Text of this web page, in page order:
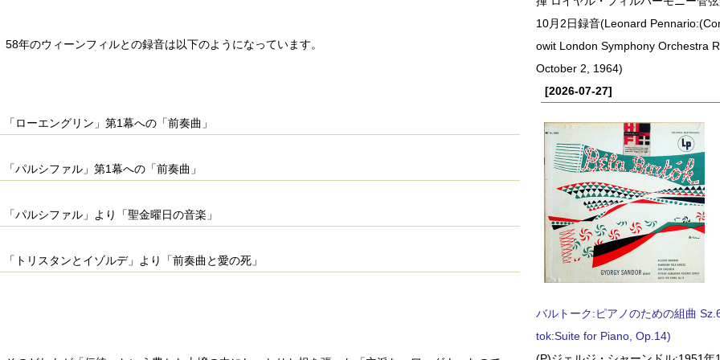
58年のウィーンフィルとの録音は以下のようになっています。
「ローエングリン」第1幕への「前奏曲」
「パルシファル」第1幕への「前奏曲」
「パルシファル」より「聖金曜日の音楽」
「トリスタンとイゾルデ」より「前奏曲と愛の死」
10月2日録音(Leonard
owit London Symphony Orchestra
October 2, 1964)
[2026-07-27]
バルトーク:ピアノのための組曲
tok:Suite for Piano, Op.14)